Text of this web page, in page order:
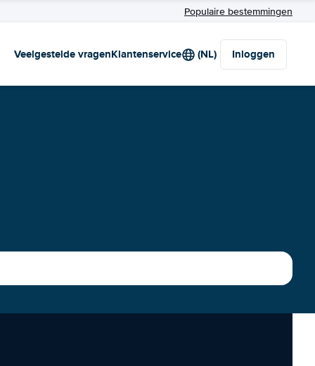
Populaire bestemmingen
Veelgestelde vragenKlantenservice (NL) Inloggen